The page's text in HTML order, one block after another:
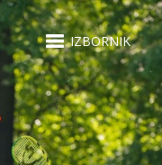
IZBORNIK